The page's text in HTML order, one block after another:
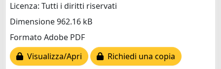
Licenza: Tutti i diritti riservati
Dimensione 962.16 kB
Formato Adobe PDF
Visualizza/Apri
Richiedi una copia